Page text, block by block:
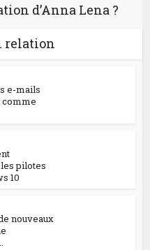
d’Anna Lena ?
relation
e-mails
comme
pilotes
10
nouveaux